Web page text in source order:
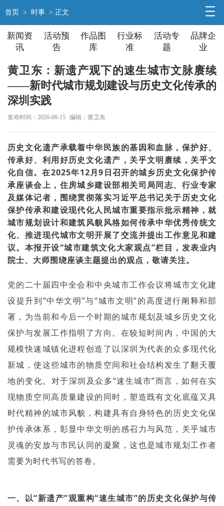
首页 > 时事 > 正文
新闻资
讯
活动预
告
作品图
库
行业标
准
活动专
题
品牌企
业
黄卫东：新遗产观下的速生城市文脉赓续
——新时代城市规划建设与历史文化传承的
深圳实践
发布时间：2026-06-15 编辑：黄卫东
历史文化遗产承载着中华民族的基因和血脉，保护好、
传承好、利用好历史文化遗产，关乎文明赓续，关乎文
化自信。在2025年12月9日召开的城乡历史文化保护传
承座谈会上，住房城乡建设部相关司局同志、行业专家
及媒体记者，围绕贯彻落实习近平总书记关于历史文化
保护传承和建设现代化人民城市重要指示批示精神，就
城市规划设计和建筑风貌风格如何传承中华优秀传统文
化、推进现代城市文明开展了交流并提出工作意见和建
议。本报开设“城市建筑文化大家观点”栏目，发表业内
院士、大师围绕座谈主题提出的观点，敬请关注。
党的二十届四中全会和中央城市工作会议将城市文化建
设提升到“中华文明”与“城市文明”的高度进行阐释和部
署，为当前和今后一个时期的城市规划及城乡历史文化
保护与发展工作指明了方向。在较短时间内，中国的大
规模快速城镇化进程创造了以深圳为代表的众多现代化
新城，使这些城市的物质空间和社会结构发生了翻天覆
地的变化。对于深圳及众多“速生城市”而言，如何在实
现物质空间高质量建设的同时，塑造既有文化底蕴又具
时代精神的城市风貌，构建具有自身特色的历史文化保
护传承体系，彰显中华文明的感召力与风范，关乎城市
灵魂的安放与市民认同的凝聚，这也是城市规划工作者
需要为时代书写的答卷。
一、以“新遗产”观重构“速生城市”的历史文化保护与传